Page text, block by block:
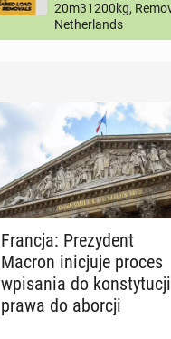
20m31200kg,
Netherlands
Francja: Pre­zy­dent
Macron ini­cju­je proces
wpi­sa­nia do kon­sty­tu­cji
prawa do aborcji